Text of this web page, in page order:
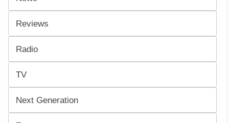
Reviews
Radio
TV
Next Generation